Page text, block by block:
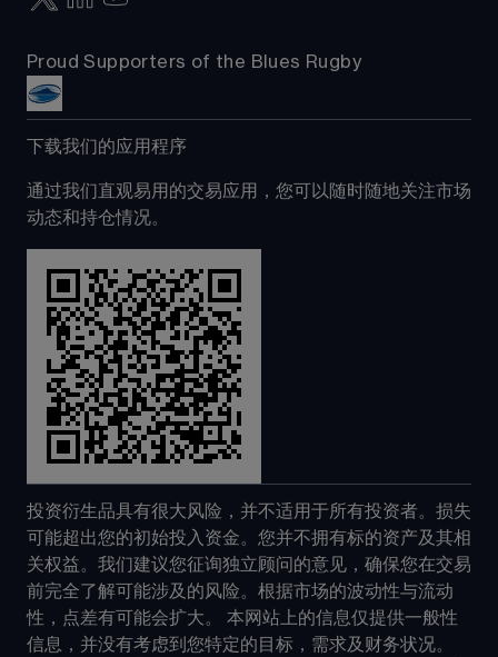
Proud Supporters of the Blues Rugby
下载我们的应用程序
通过我们直观易用的交易应用，您可以随时随地关注市场
动态和持仓情况。
投资衍生品具有很大风险，并不适用于所有投资者。损失
可能超出您的初始投入资金。您并不拥有标的资产及其相
关权益。我们建议您征询独立顾问的意见，确保您在交易
前完全了解可能涉及的风险。根据市场的波动性与流动
性，点差有可能会扩大。 本网站上的信息仅提供一般性
信息，并没有考虑到您特定的目标，需求及财务状况。